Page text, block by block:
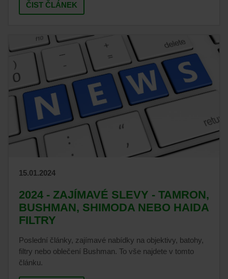
ČIST ČLÁNEK
15.01.2024
2024 - ZAJÍMAVÉ SLEVY - TAMRON,
BUSHMAN, SHIMODA NEBO HAIDA
FILTRY
Poslední články, zajímavé nabídky na objektivy, batohy,
filtry nebo oblečení Bushman. To vše najdete v tomto
článku.